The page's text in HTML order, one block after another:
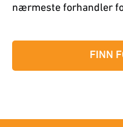
nærmeste forhandler
FINN